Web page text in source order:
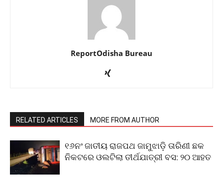
ReportOdisha Bureau
RELATED ARTICLES MORE FROM AUTHOR
୧୬ନଂ ଜାତୀୟ ରାଜପଥ ଜାମୁଝାଡ଼ି ତାରିଣୀ ଛକ
ନିକଟରେ ଓଲଟିଲା ତୀର୍ଥଯାତ୍ରୀ ବସ: ୨୦ ଆହତ